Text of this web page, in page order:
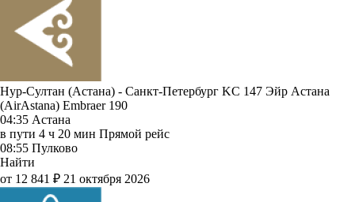
Нур-Султан (Астана) - Санкт-Петербург KC 147 Эйр Астана
(AirAstana) Embraer 190
04:35 Астана
в пути 4 ч 20 мин Прямой рейс
08:55 Пулково
Найти
от 12 841 ₽ 21 октября 2026